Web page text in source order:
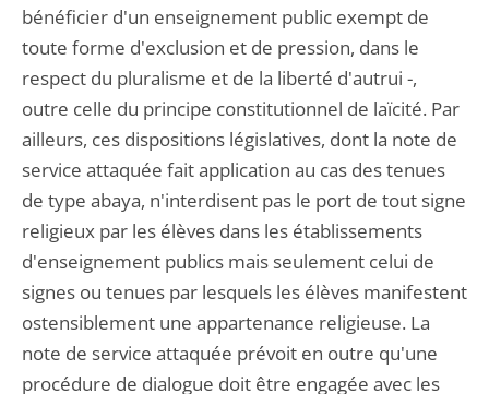
bénéficier d'un enseignement public exempt de
toute forme d'exclusion et de pression, dans le
respect du pluralisme et de la liberté d'autrui -,
outre celle du principe constitutionnel de laïcité. Par
ailleurs, ces dispositions législatives, dont la note de
service attaquée fait application au cas des tenues
de type abaya, n'interdisent pas le port de tout signe
religieux par les élèves dans les établissements
d'enseignement publics mais seulement celui de
signes ou tenues par lesquels les élèves manifestent
ostensiblement une appartenance religieuse. La
note de service attaquée prévoit en outre qu'une
procédure de dialogue doit être engagée avec les